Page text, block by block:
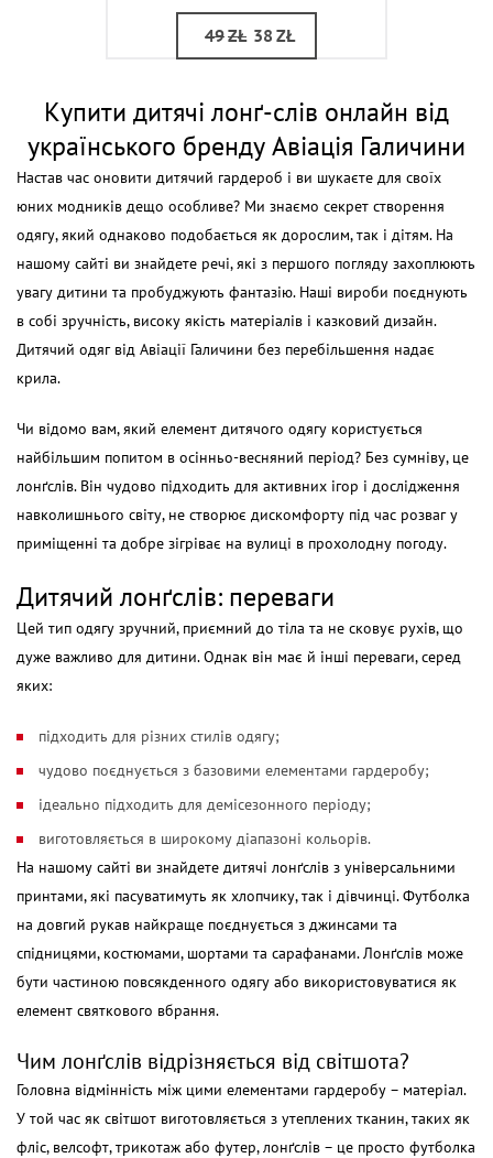
49ZŁ 38 ZŁ
Купити дитячі лонґ-слів онлайн від
українського бренду Авіація Галичини
Настав час оновити дитячий гардероб і ви шукаєте для своїх
юних модників дещо особливе? Ми знаємо секрет створення
одягу, який однаково подобається як дорослим, так і дітям. На
нашому сайті ви знайдете речі, які з першого погляду захоплюють
увагу дитини та пробуджують фантазію. Наші вироби поєднують
в собі зручність, високу якість матеріалів і казковий дизайн.
Дитячий одяг від Авіації Галичини без перебільшення надає
крила.
Чи відомо вам, який елемент дитячого одягу користується
найбільшим попитом в осінньо-весняний період? Без сумніву, це
лонґслів. Він чудово підходить для активних ігор і дослідження
навколишнього світу, не створює дискомфорту під час розваг у
приміщенні та добре зігріває на вулиці в прохолодну погоду.
Дитячий лонґслів: переваги
Цей тип одягу зручний, приємний до тіла та не сковує рухів, що
дуже важливо для дитини. Однак він має й інші переваги, серед
яких:
підходить для різних стилів одягу;
чудово поєднується з базовими елементами гардеробу;
ідеально підходить для демісезонного періоду;
виготовляється в широкому діапазоні кольорів.
На нашому сайті ви знайдете дитячі лонґслів з універсальними
принтами, які пасуватимуть як хлопчику, так і дівчинці. Футболка
на довгий рукав найкраще поєднується з джинсами та
спідницями, костюмами, шортами та сарафанами. Лонґслів може
бути частиною повсякденного одягу або використовуватися як
елемент святкового вбрання.
Чим лонґслів відрізняється від світшота?
Головна відмінність між цими елементами гардеробу – матеріал.
У той час як світшот виготовляється з утеплених тканин, таких як
фліс, велсофт, трикотаж або футер, лонґслів – це просто футболка